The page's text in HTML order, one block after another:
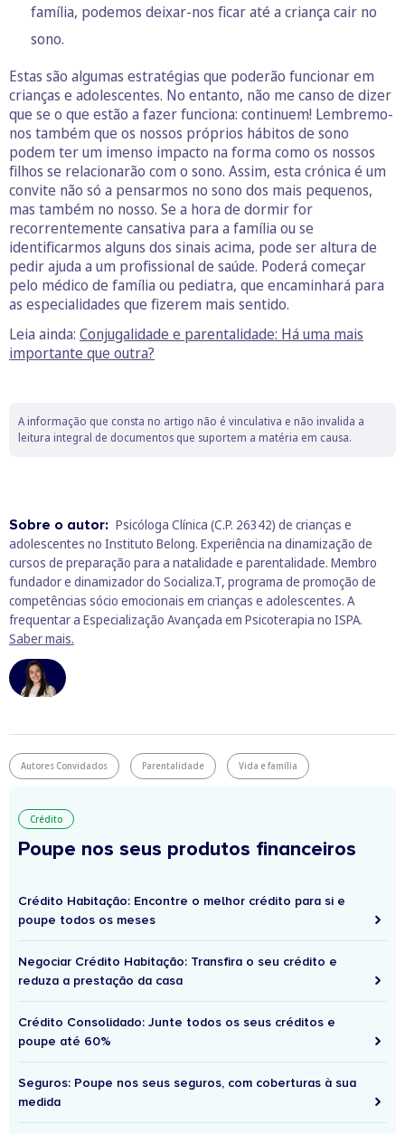
família, podemos deixar-nos ficar até a criança cair no
sono.
Estas são algumas estratégias que poderão funcionar em
crianças e adolescentes. No entanto, não me canso de dizer
que se o que estão a fazer funciona: continuem! Lembremo-
nos também que os nossos próprios hábitos de sono
podem ter um imenso impacto na forma como os nossos
filhos se relacionarão com o sono. Assim, esta crónica é um
convite não só a pensarmos no sono dos mais pequenos,
mas também no nosso. Se a hora de dormir for
recorrentemente cansativa para a família ou se
identificarmos alguns dos sinais acima, pode ser altura de
pedir ajuda a um profissional de saúde. Poderá começar
pelo médico de família ou pediatra, que encaminhará para
as especialidades que fizerem mais sentido.
Leia ainda: Conjugalidade e parentalidade: Há uma mais
importante que outra?
A informação que consta no artigo não é vinculativa e não invalida a
leitura integral de documentos que suportem a matéria em causa.
Sobre o autor: Psicóloga Clínica (C.P. 26342) de crianças e
adolescentes no Instituto Belong. Experiência na dinamização de
cursos de preparação para a natalidade e parentalidade. Membro
fundador e dinamizador do Socializa.T, programa de promoção de
competências sócio emocionais em crianças e adolescentes. A
frequentar a Especialização Avançada em Psicoterapia no ISPA.
Saber mais.
Autores Convidados Parentalidade Vida e família
Crédito
Poupe nos seus produtos financeiros
Crédito Habitação: Encontre o melhor crédito para si e
poupe todos os meses
Negociar Crédito Habitação: Transfira o seu crédito e
reduza a prestação da casa
Crédito Consolidado: Junte todos os seus créditos e
poupe até 60%
Seguros: Poupe nos seus seguros, com coberturas à sua
medida